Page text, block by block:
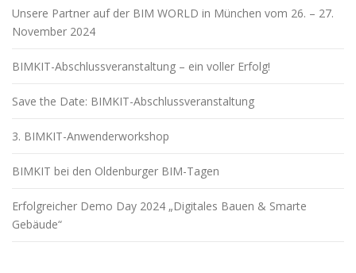
Unsere Partner auf der BIM WORLD in München vom 26. – 27.
November 2024
BIMKIT-Abschlussveranstaltung – ein voller Erfolg!
Save the Date: BIMKIT-Abschlussveranstaltung
3. BIMKIT-Anwenderworkshop
BIMKIT bei den Oldenburger BIM-Tagen
Erfolgreicher Demo Day 2024 „Digitales Bauen & Smarte
Gebäude“